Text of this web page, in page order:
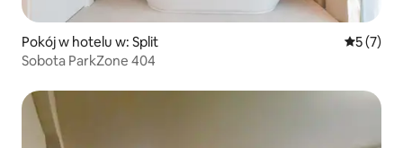
Pokój w hotelu w: Split Średnia
5 (7)
Sobota ParkZone 404